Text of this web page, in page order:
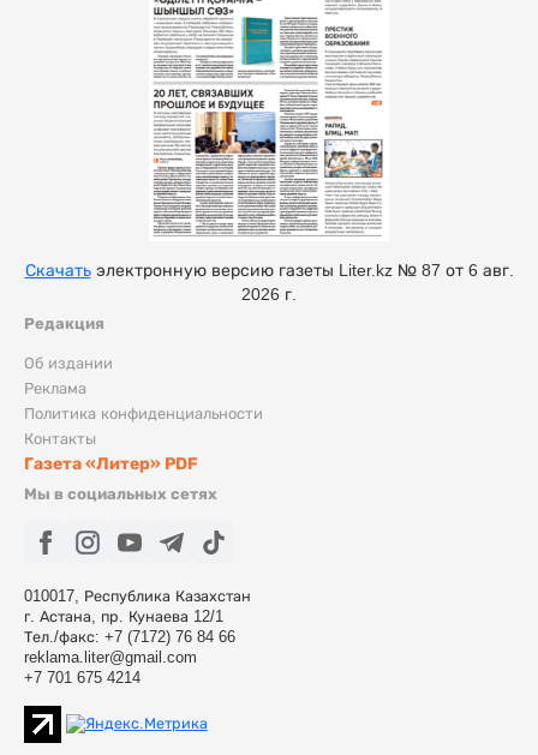
Редакция
Об издании
Реклама
Политика конфиденциальности
Контакты
Газета «Литер» PDF
Мы в социальных сетях
010017, Республика Казахстан
г. Астана, пр. Кунаева 12/1
Тел./факс: +7 (7172) 76 84 66
reklama.liter@gmail.com
+7 701 675 4214
Скачатьэлектронную версию газеты Liter.kz № 87 от 6 авг.
2026 г.